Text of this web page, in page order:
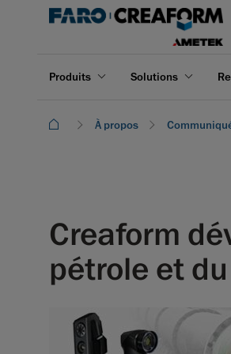
Produits Solutions
À propos
Creaform
pétrole et